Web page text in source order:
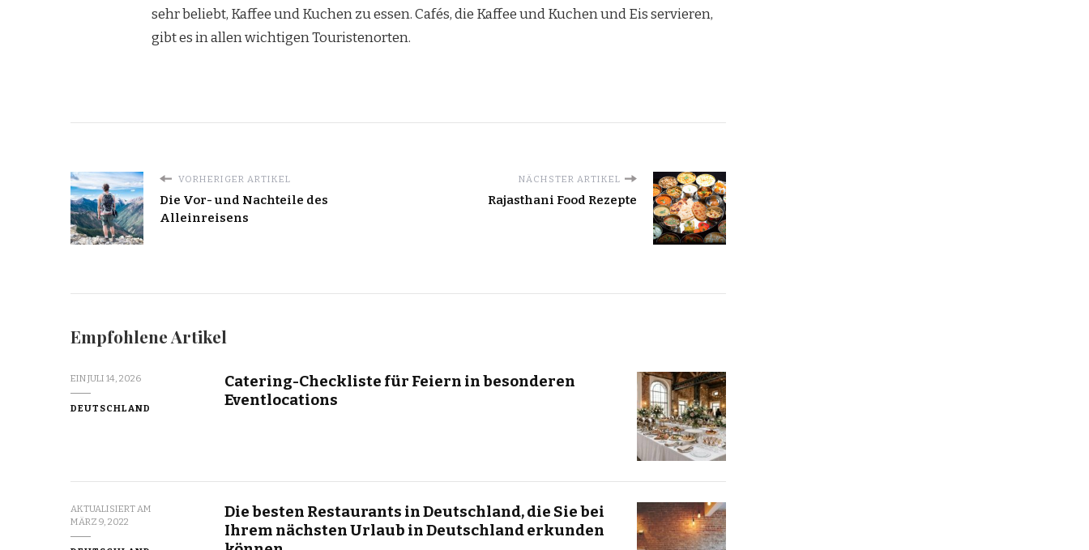
sehr beliebt, Kaffee und Kuchen zu essen. Cafés, die Kaffee und Kuchen und Eis servieren,
gibt es in allen wichtigen Touristenorten.
VORHERIGER ARTIKEL
Die Vor- und Nachteile des
Alleinreisens
NÄCHSTER ARTIKEL
Rajasthani Food Rezepte
Empfohlene Artikel
EINJULI 14, 2026
DEUTSCHLAND
Catering-Checkliste für Feiern in besonderen
Eventlocations
AKTUALISIERT AM
MÄRZ 9, 2022
Die besten Restaurants in Deutschland, die Sie bei
Ihrem nächsten Urlaub in Deutschland erkunden